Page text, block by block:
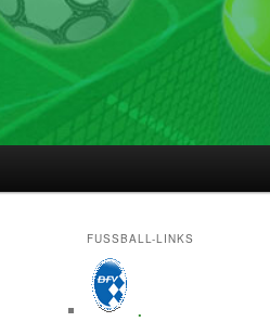
FUSSBALL-LINKS
.